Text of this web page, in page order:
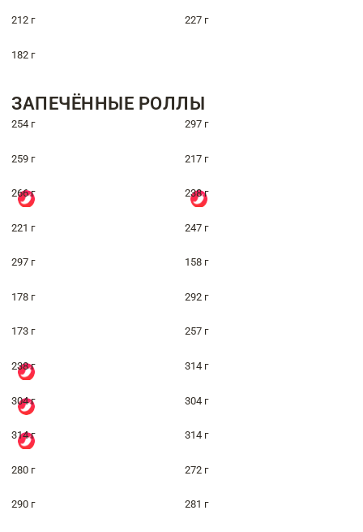
212 г 227 г
182 г
ЗАПЕЧЁННЫЕ РОЛЛЫ
254 г 297 г
259 г 217 г
266 г 238 г
221 г 247 г
297 г 158 г
178 г 292 г
173 г 257 г
238 г 314 г
304 г 304 г
314 г 314 г
280 г 272 г
290 г 281 г